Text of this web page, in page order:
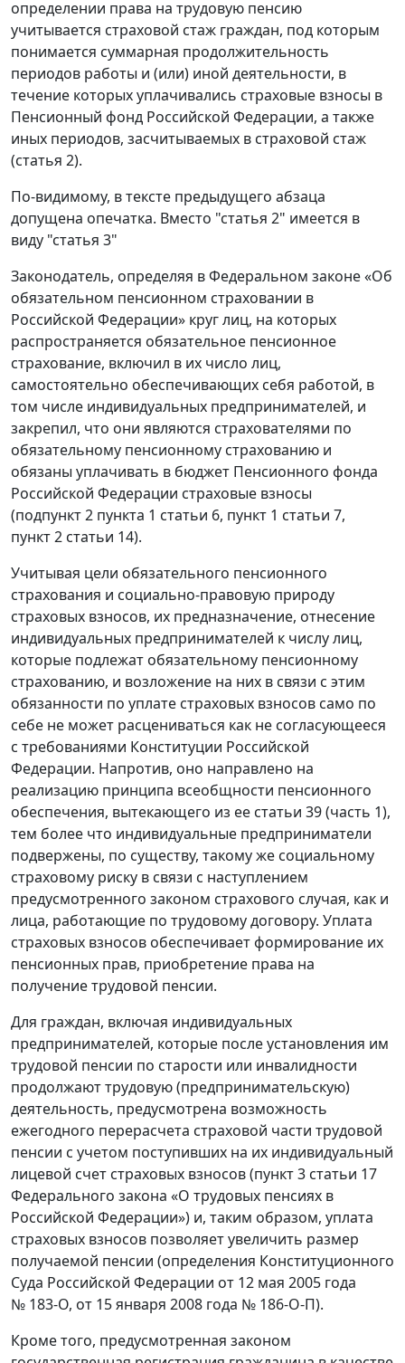
определении права на трудовую пенсию
учитывается страховой стаж граждан, под которым
понимается суммарная продолжительность
периодов работы и (или) иной деятельности, в
течение которых уплачивались страховые взносы в
Пенсионный фонд Российской Федерации, а также
иных периодов, засчитываемых в страховой стаж
(статья 2).
По-видимому, в тексте предыдущего абзаца
допущена опечатка. Вместо "статья 2" имеется в
виду "статья 3"
Законодатель, определяя в Федеральном законе «Об
обязательном пенсионном страховании в
Российской Федерации» круг лиц, на которых
распространяется обязательное пенсионное
страхование, включил в их число лиц,
самостоятельно обеспечивающих себя работой, в
том числе индивидуальных предпринимателей, и
закрепил, что они являются страхователями по
обязательному пенсионному страхованию и
обязаны уплачивать в бюджет Пенсионного фонда
Российской Федерации страховые взносы
(подпункт 2 пункта 1 статьи 6, пункт 1 статьи 7,
пункт 2 статьи 14).
Учитывая цели обязательного пенсионного
страхования и социально-правовую природу
страховых взносов, их предназначение, отнесение
индивидуальных предпринимателей к числу лиц,
которые подлежат обязательному пенсионному
страхованию, и возложение на них в связи с этим
обязанности по уплате страховых взносов само по
себе не может расцениваться как не согласующееся
с требованиями Конституции Российской
Федерации. Напротив, оно направлено на
реализацию принципа всеобщности пенсионного
обеспечения, вытекающего из ее статьи 39 (часть 1),
тем более что индивидуальные предприниматели
подвержены, по существу, такому же социальному
страховому риску в связи с наступлением
предусмотренного законом страхового случая, как и
лица, работающие по трудовому договору. Уплата
страховых взносов обеспечивает формирование их
пенсионных прав, приобретение права на
получение трудовой пенсии.
Для граждан, включая индивидуальных
предпринимателей, которые после установления им
трудовой пенсии по старости или инвалидности
продолжают трудовую (предпринимательскую)
деятельность, предусмотрена возможность
ежегодного перерасчета страховой части трудовой
пенсии с учетом поступивших на их индивидуальный
лицевой счет страховых взносов (пункт 3 статьи 17
Федерального закона «О трудовых пенсиях в
Российской Федерации») и, таким образом, уплата
страховых взносов позволяет увеличить размер
получаемой пенсии (определения Конституционного
Суда Российской Федерации от 12 мая 2005 года
№ 183-О, от 15 января 2008 года № 186-О-П).
Кроме того, предусмотренная законом